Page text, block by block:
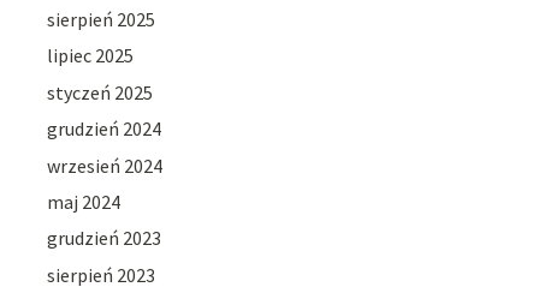
sierpień 2025
lipiec 2025
styczeń 2025
grudzień 2024
wrzesień 2024
maj 2024
grudzień 2023
sierpień 2023